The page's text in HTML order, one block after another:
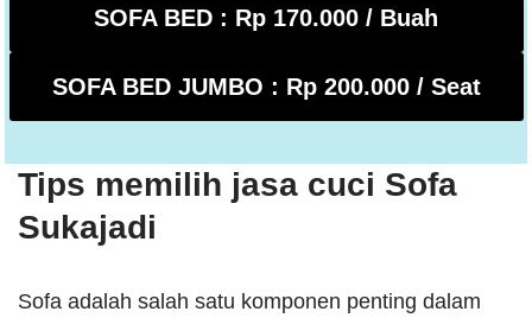
SOFA BED : Rp 170.000 / Buah
SOFA BED JUMBO : Rp 200.000 / Seat
Tips memilih jasa cuci Sofa
Sukajadi
Sofa adalah salah satu komponen penting dalam